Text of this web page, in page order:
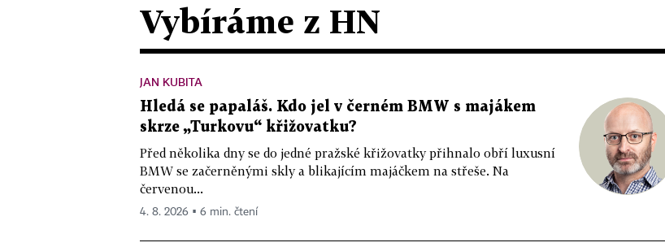
Vybíráme z HN
JAN KUBITA
Hledá se papaláš. Kdo jel v černém BMW s majákem
skrze „Turkovu“ křižovatku?
Před několika dny se do jedné pražské křižovatky přihnalo obří luxusní
BMW se začerněnými skly a blikajícím majáčkem na střeše. Na
červenou...
4. 8. 2026 ▪ 6 min. čtení